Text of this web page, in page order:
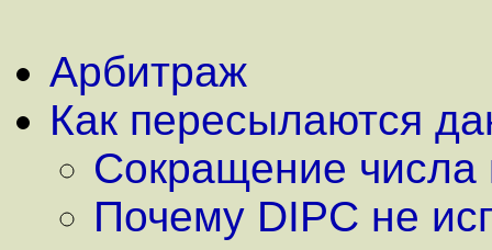
Арбитраж
Как пересылаются
Сокращение числа
Почему DIPC не